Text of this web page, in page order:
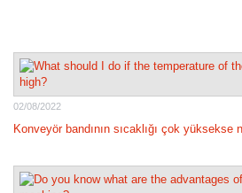
02/08/2022
Konveyör bandının sıcaklığı çok yüksekse